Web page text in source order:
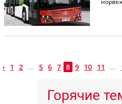
‹ 1 2 ... 5 6 7 8 9 10 11 ...
Горячие